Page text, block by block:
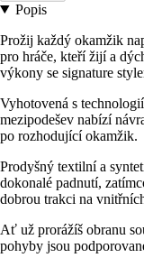
Popis
Prožij každý okamžik
pro hráče, kteří žijí a
výkony se signature
Vyhotovená s
mezipodešev nabízí
po rozhodující okamžik.
Prodyšný textilní a
dokonalé padnutí,
dobrou trakci na
Ať už prorážíš obranu
pohyby jsou